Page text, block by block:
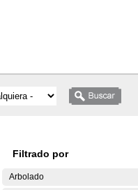
Filtrado por
Arbolado